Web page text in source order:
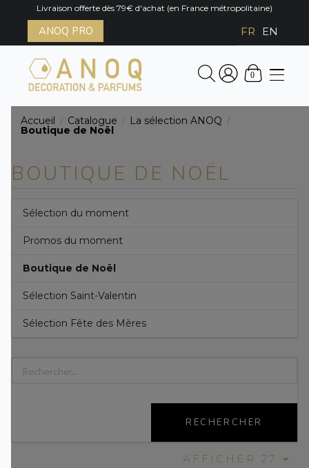
Livraison offerte dès 79€ d'achat (en France métropolitaine)
ANOQ PRO FR EN
0
Accueil / Catalogue / La sélection ANOQ /
Boutique de Noël
BOUTIQUE DE NOËL
Sélection du moment
Promos du moment
Boutique de Noël
Sélection Saint-Valentin
Sélection Fête des Mères
RECHERCHER
AFFICHER 27